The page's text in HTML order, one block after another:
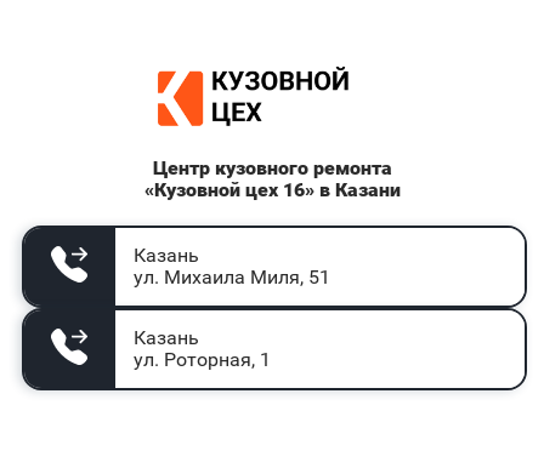
Центр кузовного ремонта
«Кузовной цех 16» в Казани
Казань
ул. Михаила Миля, 51
Казань
ул. Роторная, 1